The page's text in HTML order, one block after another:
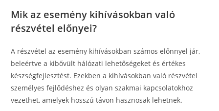
Mik az esemény kihívásokban való
részvétel előnyei?
A részvétel az esemény kihívásokban számos előnnyel jár,
beleértve a kibővült hálózati lehetőségeket és értékes
készségfejlesztést. Ezekben a kihívásokban való részvétel
személyes fejlődéshez és olyan szakmai kapcsolatokhoz
vezethet, amelyek hosszú távon hasznosak lehetnek.